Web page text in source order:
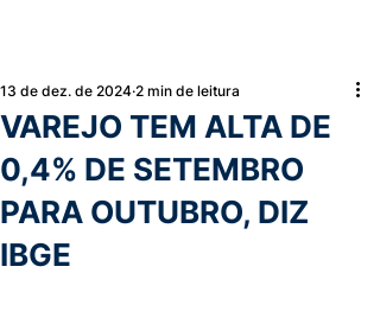
VAREJO TEM ALTA DE
0,4% DE SETEMBRO
PARA OUTUBRO, DIZ
IBGE
13 de dez. de 2024 2 min de leitura